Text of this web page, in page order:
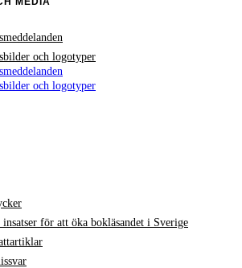
och logotyper
och logotyper
insatser för att öka bokläsandet i Sverige